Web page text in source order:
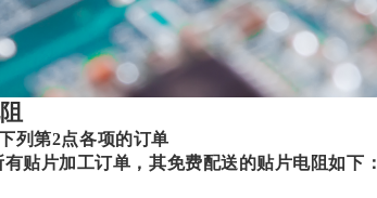
列第2点各项的订单
贴片加工订单，其免费配送的贴片电阻如下：